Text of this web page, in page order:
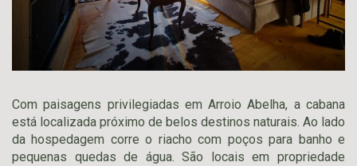
Com paisagens privilegiadas em Arroio Abelha, a cabana
está localizada próximo de belos destinos naturais. Ao lado
da hospedagem corre o riacho com poços para banho e
pequenas quedas de água. São locais em propriedade